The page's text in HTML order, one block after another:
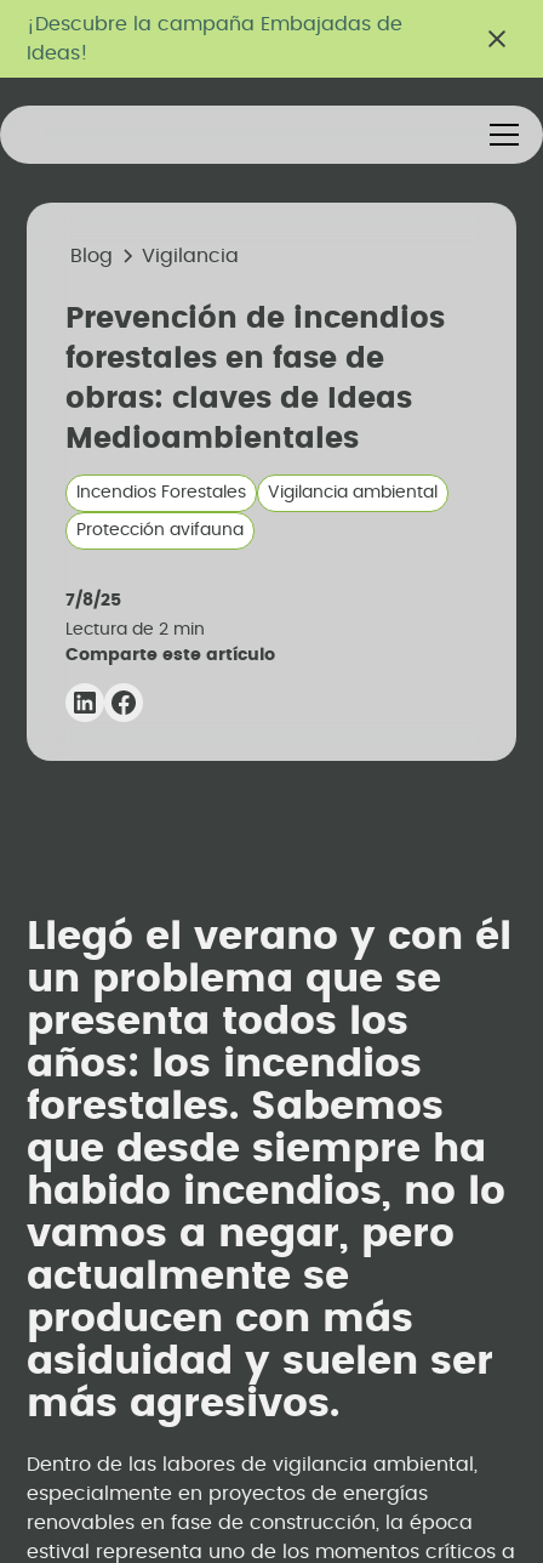
¡Descubre la campaña Embajadas de
Ideas!
Blog Vigilancia
Prevención de incendios
forestales en fase de
obras: claves de Ideas
Medioambientales
Incendios Forestales Vigilancia ambiental
Protección avifauna
7/8/25
Lectura de2 min
Comparte este artículo
Llegó el verano y con él
un problema que se
presenta todos los
años: los incendios
forestales. Sabemos
que desde siempre ha
habido incendios, no lo
vamos a negar, pero
actualmente se
producen con más
asiduidad y suelen ser
más agresivos.
Dentro de las labores de vigilancia ambiental,
especialmente en proyectos de energías
renovables en fase de construcción, la época
estival representa uno de los momentos críticos a